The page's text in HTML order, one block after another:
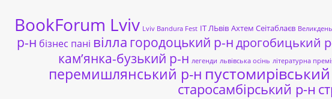
BookForum Lviv Lviv Bandura Fest ІТ ЛЬвів Ахтем Сеітаблаєв
р-н бізнес пані вілла городоцький р-ндрогобицький
кам’янка-бузький р-н легенди львівська осінь літературна
перемишлянський р-н
старосамбірський р-н